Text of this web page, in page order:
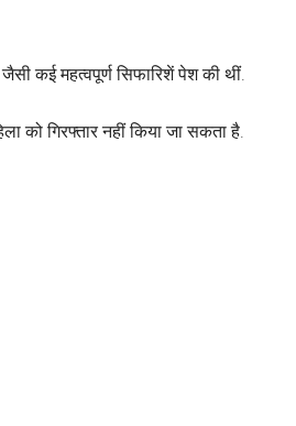
कई महत्वपूर्ण सिफारिशें पेश की थीं.
को गिरफ्तार नहीं किया जा सकता है.